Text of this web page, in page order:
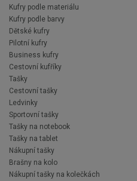
Kufry podle materiálu
Kufry podle barvy
Dětské kufry
Pilotní kufry
Business kufry
Cestovní kufříky
Tašky
Cestovní tašky
Ledvinky
Sportovní tašky
Tašky na notebook
Tašky na tablet
Nákupní tašky
Brašny na kolo
Nákupní tašky na kolečkách